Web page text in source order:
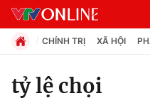
CHÍNH TRỊ XÃ HỘI
tỷ lệ chọi